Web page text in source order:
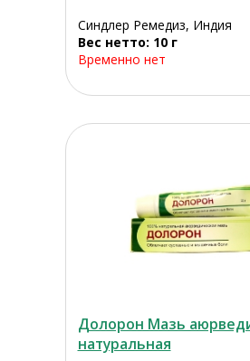
Синдлер Ремедиз, Индия
Вес нетто: 10 г
Временно нет
Долорон Мазь
натуральная